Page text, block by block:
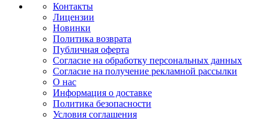
Контакты
Лицензии
Новинки
Политика возврата
Публичная оферта
Согласие на обработку персональных данных
Согласие на получение рекламной рассылки
О нас
Информация о доставке
Политика безопасности
Условия соглашения